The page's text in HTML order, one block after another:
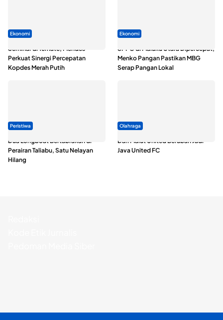
Ekonomi
Seminar di Ternate, Mendes
Perkuat Sinergi Percepatan
Kopdes Merah Putih
Ekonomi
SPPG di Maluku Utara Dipercepat,
Menko Pangan Pastikan MBG
Serap Pangan Lokal
Peristiwa
Dua Longboat Bertabrakan di
Perairan Taliabu, Satu Nelayan
Hilang
Olahraga
Dari Malut United Berubah Jadi
Java United FC